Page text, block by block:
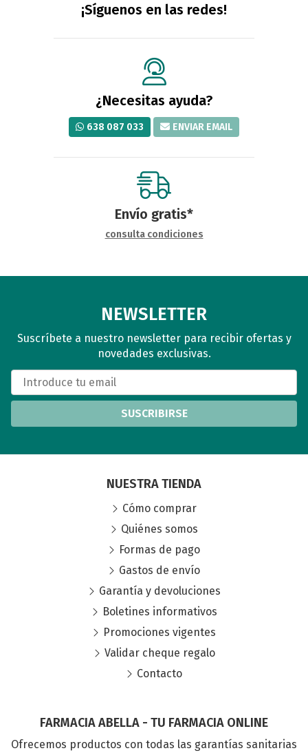
¡Síguenos en las redes!
¿Necesitas ayuda?
638 087 033 ENVIAR EMAIL
Envío gratis*
consulta condiciones
NEWSLETTER
Suscríbete a nuestro newsletter para recibir ofertas y
novedades exclusivas.
SUSCRIBIRSE
FARMACIA ABELLA - TU FARMACIA ONLINE
Ofrecemos productos con todas las garantías sanitarias
NUESTRA TIENDA
Cómo comprar
Quiénes somos
Formas de pago
Gastos de envío
Garantía y devoluciones
Boletines informativos
Promociones vigentes
Validar cheque regalo
Contacto